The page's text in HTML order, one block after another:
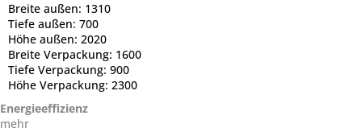
Breite außen: 1310
Tiefe außen: 700
Höhe außen: 2020
Breite Verpackung: 1600
Tiefe Verpackung: 900
Höhe Verpackung: 2300
Energieeffizienz
mehr